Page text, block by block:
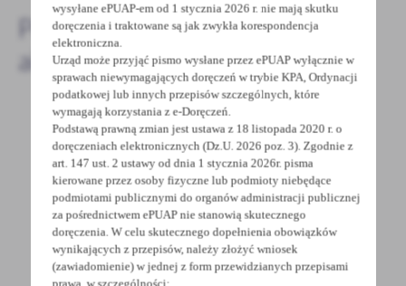
Pozostałe
aktualności
28 - 08 - 2022
"BITWA REGIONÓW" W KAMIEŃCU
W niedzielę, 28 sierpnia 2022 r. w trakcie III
Kamienieckich Dni Kultury odbył się Piknik
z PRODUKTEM...
wysyłane ePUAP-em od 1 stycznia 2026 r. nie mają skutku
doręczenia i traktowane są jak zwykła korespondencja
elektroniczna.
Urząd może przyjąć pismo wysłane przez ePUAP wyłącznie w
sprawach niewymagających doręczeń w trybie KPA, Ordynacji
podatkowej lub innych przepisów szczególnych, które
wymagają korzystania z e-Doręczeń.
Podstawą prawną zmian jest ustawa z 18 listopada 2020 r. o
doręczeniach elektronicznych (Dz.U. 2026 poz. 3). Zgodnie z
art. 147 ust. 2 ustawy od dnia 1 stycznia 2026r. pisma
kierowane przez osoby fizyczne lub podmioty niebędące
podmiotami publicznymi do organów administracji publicznej
za pośrednictwem ePUAP nie stanowią skutecznego
doręczenia. W celu skutecznego dopełnienia obowiązków
wynikających z przepisów, należy złożyć wniosek
(zawiadomienie) w jednej z form przewidzianych przepisami
prawa, w szczególności: